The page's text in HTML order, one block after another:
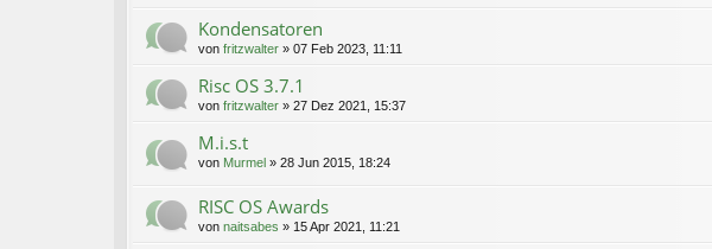
Kondensatoren
von fritzwalter » 07 Feb 2023, 11:11
Risc OS 3.7.1
von fritzwalter » 27 Dez 2021, 15:37
M.i.s.t
von Murmel » 28 Jun 2015, 18:24
RISC OS Awards
von naitsabes » 15 Apr 2021, 11:21